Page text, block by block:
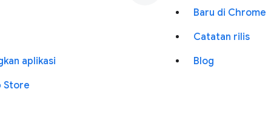
aplikasi
Store
Baru di Chrome
Catatan rilis
Blog